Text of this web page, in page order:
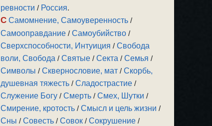
ревности / Россия.
С Самомнение, Самоуверенность /
Самооправдание /Самоубийство /
Сверхспособности, Интуиция /Свобода
воли, Свобода /Святые /Секта /Семья /
Символы /Сквернословие, мат /Скорбь,
душевная тяжесть /Сладострастие /
Служение Богу /Смерть /Смех, Шутки /
Смирение, кротость /Смысл и цель жизни /
Сны /Совесть /Совок /Сокрушение /